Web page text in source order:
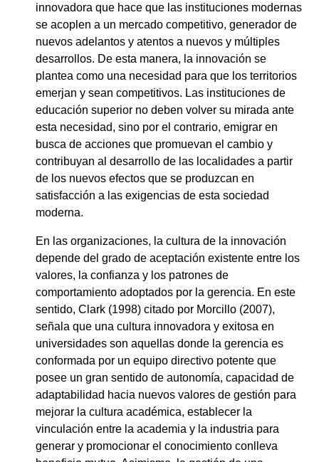
innovadora que hace que las instituciones modernas
se acoplen a un mercado competitivo, generador de
nuevos adelantos y atentos a nuevos y múltiples
desarrollos. De esta manera, la innovación se
plantea como una necesidad para que los territorios
emerjan y sean competitivos. Las instituciones de
educación superior no deben volver su mirada ante
esta necesidad, sino por el contrario, emigrar en
busca de acciones que promuevan el cambio y
contribuyan al desarrollo de las localidades a partir
de los nuevos efectos que se produzcan en
satisfacción a las exigencias de esta sociedad
moderna.
En las organizaciones, la cultura de la innovación
depende del grado de aceptación existente entre los
valores, la confianza y los patrones de
comportamiento adoptados por la gerencia. En este
sentido, Clark (1998) citado por Morcillo (2007),
señala que una cultura innovadora y exitosa en
universidades son aquellas donde la gerencia es
conformada por un equipo directivo potente que
posee un gran sentido de autonomía, capacidad de
adaptabilidad hacia nuevos valores de gestión para
mejorar la cultura académica, establecer la
vinculación entre la academia y la industria para
generar y promocionar el conocimiento conlleva